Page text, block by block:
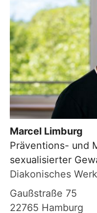
Marcel Limburg
Präventions- und
sexualisierter
Diakonisches
Gaußstraße 75
22765 Hamburg